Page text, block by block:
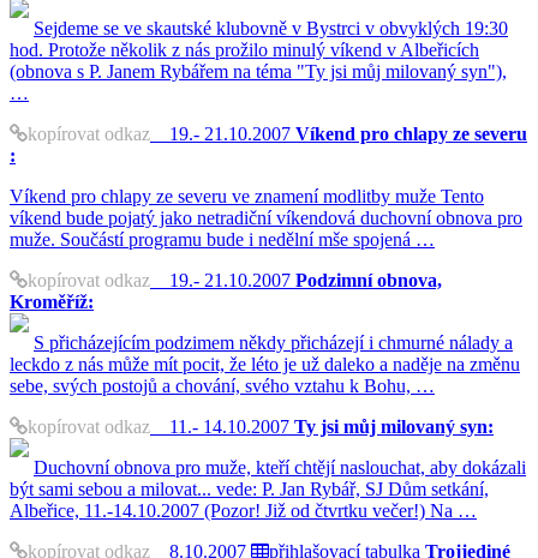
Sejdeme se ve skautské klubovně v Bystrci v obvyklých 19:30
hod. Protože několik z nás prožilo minulý víkend v Albeřicích
(obnova s P. Janem Rybářem na téma "Ty jsi můj milovaný syn"),
…
kopírovat odkaz 19.- 21.10.2007 Víkend pro chlapy ze severu
:
Víkend pro chlapy ze severu ve znamení modlitby muže Tento
víkend bude pojatý jako netradiční víkendová duchovní obnova pro
muže. Součástí programu bude i nedělní mše spojená …
kopírovat odkaz 19.- 21.10.2007 Podzimní obnova,
Kroměříž:
S přicházejícím podzimem někdy přicházejí i chmurné nálady a
leckdo z nás může mít pocit, že léto je už daleko a naděje na změnu
sebe, svých postojů a chování, svého vztahu k Bohu, …
kopírovat odkaz 11.- 14.10.2007 Ty jsi můj milovaný syn:
Duchovní obnova pro muže, kteří chtějí naslouchat, aby dokázali
být sami sebou a milovat... vede: P. Jan Rybář, SJ Dům setkání,
Albeřice, 11.-14.10.2007 (Pozor! Již od čtvrtku večer!) Na …
kopírovat odkaz 8.10.2007 přihlašovací tabulka Trojjediné